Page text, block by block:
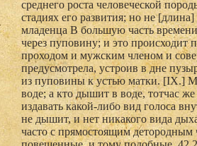
среднего роста человеческой
стадиях его развития; но не
младенца В большую часть
через пуповину; и это происходит
проходом и мужским членом и
предусмотрела, устроив в дне
из пуповины к устью матки. [IX.]
воде; а кто дышит в воде, тотчас
издавать какой-либо вид голоса
не дышит, и нет никакого вида
часто с прямостоящим